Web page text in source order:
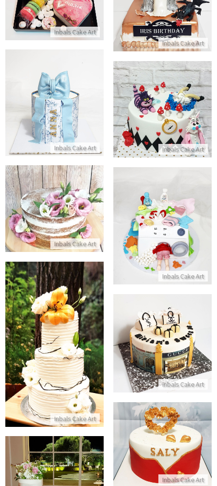
Inbals Cake Art
התקשר/י
Inbals Cake Art
התקשר/י
Inbals Cake Art
עוגה מעוצבת עם פפיון מבצק
התקשר/י
Inbals Cake Art
עוגת עליסה בארץ הפלאות
התקשר/י
Inbals Cake Art
עוגת שכבות עירומה
התקשר/י
Inbals Cake Art
עוגת בצק סוכר בעיצוב החיים בכביסה
התקשר/י
Inbals Cake Art
עוגת חתונה
התקשר/י
Inbals Cake Art
עוגת מותגים
התקשר/י
Inbals Cake Art
עוגת יום הולדת באהבה
התקשר/י
עוגת חתונה עירומה וכשרה